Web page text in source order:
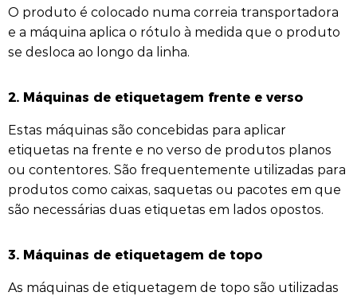
O produto é colocado numa correia transportadora
e a máquina aplica o rótulo à medida que o produto
se desloca ao longo da linha.
2. Máquinas de etiquetagem frente e verso
Estas máquinas são concebidas para aplicar
etiquetas na frente e no verso de produtos planos
ou contentores. São frequentemente utilizadas para
produtos como caixas, saquetas ou pacotes em que
são necessárias duas etiquetas em lados opostos.
3. Máquinas de etiquetagem de topo
As máquinas de etiquetagem de topo são utilizadas